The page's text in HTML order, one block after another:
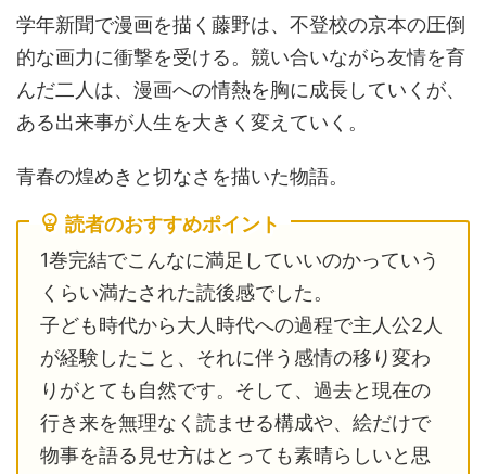
学年新聞で漫画を描く藤野は、不登校の京本の圧倒
的な画力に衝撃を受ける。競い合いながら友情を育
んだ二人は、漫画への情熱を胸に成長していくが、
ある出来事が人生を大きく変えていく。
青春の煌めきと切なさを描いた物語。
読者のおすすめポイント
1巻完結でこんなに満足していいのかっていう
くらい満たされた読後感でした。
子ども時代から大人時代への過程で主人公2人
が経験したこと、それに伴う感情の移り変わ
りがとても自然です。そして、過去と現在の
行き来を無理なく読ませる構成や、絵だけで
物事を語る見せ方はとっても素晴らしいと思